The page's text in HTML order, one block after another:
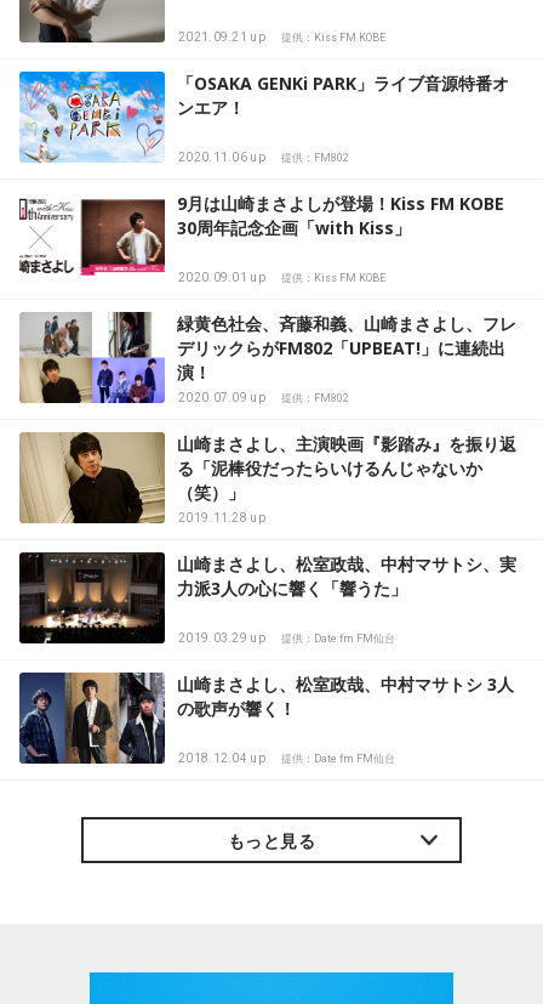
2021.09.21 up 提供：Kiss FM KOBE
「OSAKA GENKi PARK」ライブ音源特番オ
ンエア！
2020.11.06 up 提供：FM802
9月は山崎まさよしが登場！Kiss FM KOBE
30周年記念企画「with Kiss」
2020.09.01 up 提供：Kiss FM KOBE
緑黄色社会、斉藤和義、山崎まさよし、フレ
デリックらがFM802「UPBEAT!」に連続出
演！
2020.07.09 up 提供：FM802
山崎まさよし、主演映画『影踏み』を振り返
る「泥棒役だったらいけるんじゃないか
（笑）」
2019.11.28 up
山崎まさよし、松室政哉、中村マサトシ、実
力派3人の心に響く「響うた」
2019.03.29 up 提供：Date fm FM仙台
山崎まさよし、松室政哉、中村マサトシ 3人
の歌声が響く！
2018.12.04 up 提供：Date fm FM仙台
もっと見る